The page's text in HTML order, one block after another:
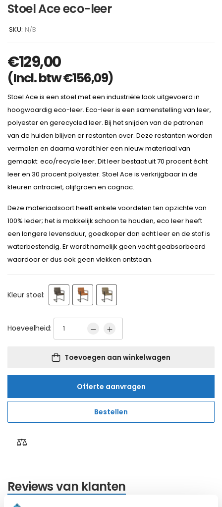
Stoel Ace eco-leer
SKU: N/B
€129,00
(Incl. btw€156,09)
Stoel Ace is een stoel met een industriële look uitgevoerd in
hoogwaardig eco-leer. Eco-leer is een samenstelling van leer,
polyester en gerecycled leer. Bij het snijden van de patronen
van de huiden blijven er restanten over. Deze restanten worden
vermalen en daarna wordt hier een nieuw materiaal van
gemaakt: eco/recycle leer. Dit leer bestaat uit 70 procent écht
leer en 30 procent polyester. Stoel Ace is verkrijgbaar in de
kleuren antraciet, olijfgroen en cognac.
Deze materiaalsoort heeft enkele voordelen ten opzichte van
100% leder; het is makkelijk schoon te houden, eco leer heeft
een langere levensduur, goedkoper dan echt leer en de stof is
waterbestendig. Er wordt namelijk geen vocht geabsorbeerd
waardoor er dus ook geen vlekken ontstaan.
Kleur stoel:
Hoeveelheid:
Toevoegen aan winkelwagen
Offerte aanvragen
Bestellen
Reviews van klanten